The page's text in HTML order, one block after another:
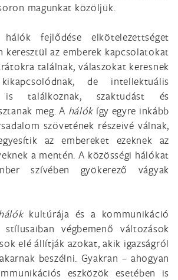
magunkat közöljük.
fejlődése elkötelezettséget
keresztül az emberek kapcsolatokat
találnak, válaszokat keresnek
de intellektuális
is találkoznak, szaktudást és
meg. A hálók így egyre inkább
szövetének részeivé válnak,
az embereket ezeknek az
a mentén. A közösségi hálókat
szívében gyökerező vágyak
kultúrája és a kommunikáció
végbemenő változások
elé állítják azokat, akik igazságról
beszélni. Gyakran – ahogyan
eszközök esetében is